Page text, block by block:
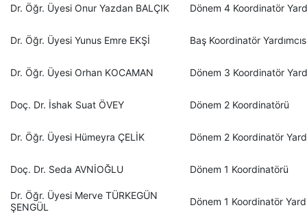
Dr. Öğr. Üyesi Onur Yazdan BALÇIK Dönem 4 Koordinatör
Dr. Öğr. Üyesi Yunus Emre EKŞİ Baş Koordinatör
Dr. Öğr. Üyesi Orhan KOCAMAN Dönem 3 Koordinatör
Doç. Dr. İshak Suat ÖVEY Dönem 2 Koordinatörü
Dr. Öğr. Üyesi Hümeyra ÇELİK Dönem 2 Koordinatör
Doç. Dr. Seda AVNİOĞLU Dönem 1 Koordinatörü
Dr. Öğr. Üyesi Merve TÜRKEGÜN
ŞENGÜL
Dönem 1 Koordinatör